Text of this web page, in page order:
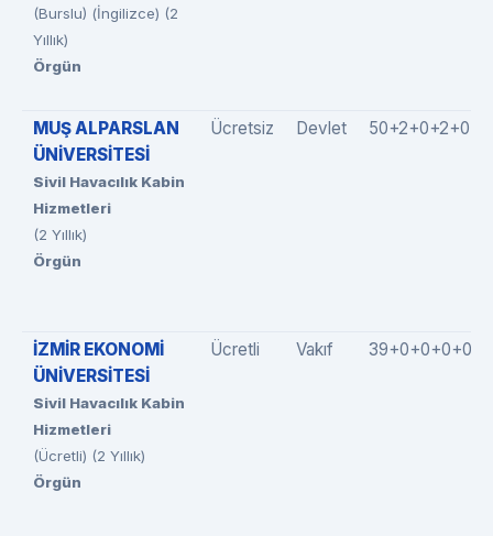
(Burslu) (İngilizce) (2
Yıllık)
Örgün
MUŞ ALPARSLAN
ÜNİVERSİTESİ
Sivil Havacılık Kabin
Hizmetleri
(2 Yıllık)
Örgün
Ücretsiz Devlet 50+2+0+2+0
İZMİR EKONOMİ
ÜNİVERSİTESİ
Sivil Havacılık Kabin
Hizmetleri
(Ücretli) (2 Yıllık)
Örgün
Ücretli Vakıf 39+0+0+0+0